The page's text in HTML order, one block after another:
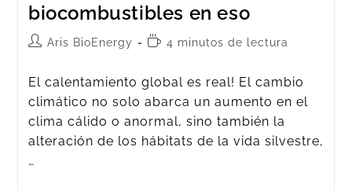
biocombustibles en eso
Aris BioEnergy 4 minutos de lectura
El calentamiento global es real! El cambio
climático no solo abarca un aumento en el
clima cálido o anormal, sino también la
alteración de los hábitats de la vida silvestre,
…